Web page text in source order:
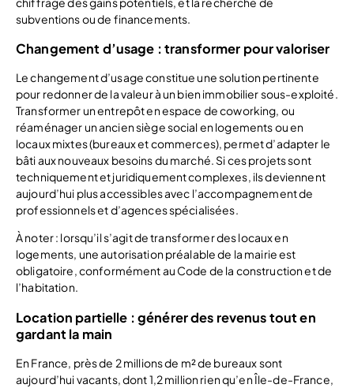
subventions ou de financements.
Changement d’usage : transformer pour valoriser
Le changement d’usage constitue une solution pertinente
pour redonner de la valeur à un bien immobilier sous-exploité.
Transformer un entrepôt en espace de coworking, ou
réaménager un ancien siège social en logements ou en
locaux mixtes (bureaux et commerces), permet d’adapter le
bâti aux nouveaux besoins du marché. Si ces projets sont
techniquement et juridiquement complexes, ils deviennent
aujourd’hui plus accessibles avec l’accompagnement de
professionnels et d’agences spécialisées.
À noter : lorsqu’il s’agit de transformer des locaux en
logements, une autorisation préalable de la mairie est
obligatoire, conformément au Code de la construction et de
l’habitation.
Location partielle : générer des revenus tout en
gardant la main
En France, près de 2 millions de m² de bureaux sont
aujourd’hui vacants, dont 1,2 million rien qu’en Île-de-France,